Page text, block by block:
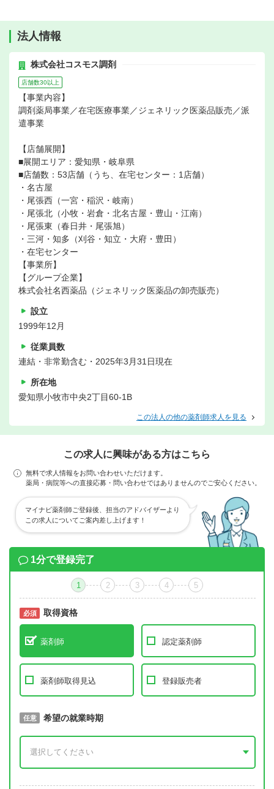
法人情報
株式会社コスモス調剤
店舗数30以上
【事業内容】
調剤薬局事業／在宅医療事業／ジェネリック医薬品販売／派
遣事業
【店舗展開】
■展開エリア：愛知県・岐阜県
■店舗数：53店舗（うち、在宅センター：1店舗）
・名古屋
・尾張西（一宮・稲沢・岐南）
・尾張北（小牧・岩倉・北名古屋・豊山・江南）
・尾張東（春日井・尾張旭）
・三河・知多（刈谷・知立・大府・豊田）
・在宅センター
【事業所】
【グループ企業】
株式会社名西薬品（ジェネリック医薬品の卸売販売）
設立
1999年12月
従業員数
連結・非常勤含む・2025年3月31日現在
所在地
愛知県小牧市中央2丁目60-1B
この法人の他の薬剤師求人を見る
この求人に興味がある方はこちら
無料で求人情報をお問い合わせいただけます。
薬局・病院等への直接応募・問い合わせではありませんのでご安心ください。
マイナビ薬剤師ご登録後、担当のアドバイザーより
この求人についてご案内差し上げます！
1分で登録完了
1 2 3 4 5
必須 取得資格
薬剤師 認定薬剤師
薬剤師取得見込 登録販売者
必須 取得予定年
任意 希望の就業時期